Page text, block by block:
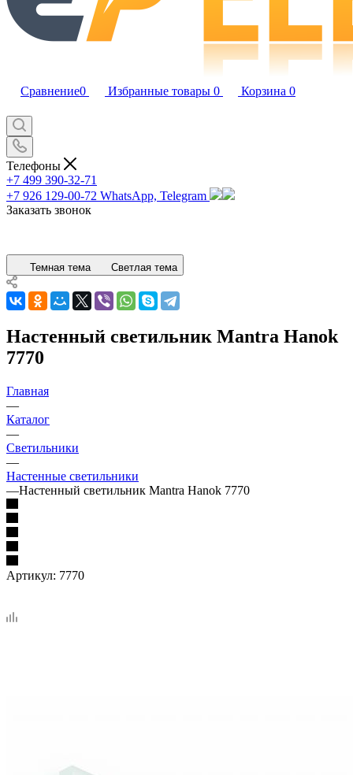
Сравнение0 Избранные товары 0 Корзина 0
Телефоны
+7 499 390-32-71
+7 926 129-00-72 WhatsApp, Telegram
Заказать звонок
Темная тема Светлая тема
Настенный светильник Mantra Hanok
7770
Главная
—
Каталог
—
Светильники
—
Настенные светильники
—Настенный светильник Mantra Hanok 7770
Артикул: 7770